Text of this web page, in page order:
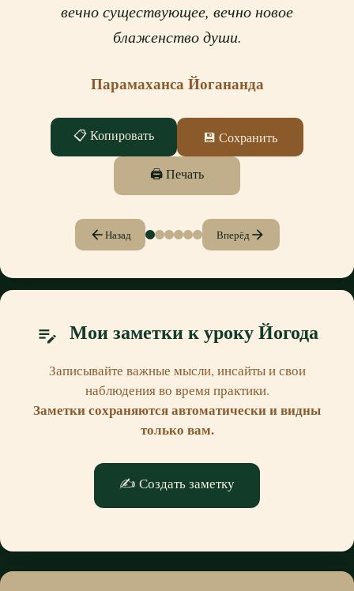
вечно существующее, вечно новое
блаженство души.
Парамаханса Йогананда
📋 Копировать 💾 Сохранить
🖨 Печать
arrow_backНазад Вперёдarrow_forward
edit_note Мои заметки к уроку Йогода
Записывайте важные мысли, инсайты и свои
наблюдения во время практики.
Заметки сохраняются автоматически и видны
только вам.
✍️ Создать заметку